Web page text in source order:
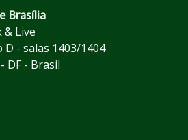
Brasília
& Live
D - salas 1403/1404
DF - Brasil